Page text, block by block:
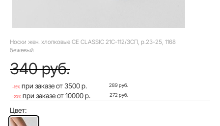
Носки жен. хлопковые CE CLASSIC 21С-112/3СП, р.23-25, 1168
бежевый
340 руб.
-15% при заказе от 3500 р. 289 руб.
-20% при заказе от 10000 р. 272 руб.
Цвет: